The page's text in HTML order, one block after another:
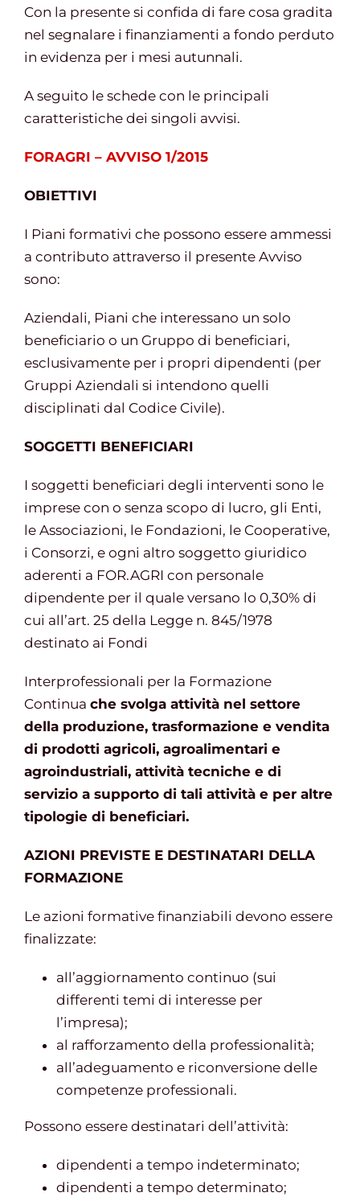
Gestione d’impresa
News
Contatti
Con la presente si confida di fare cosa gradita
nel segnalare i finanziamenti a fondo perduto
in evidenza per i mesi autunnali.
A seguito le schede con le principali
caratteristiche dei singoli avvisi.
FORAGRI – AVVISO 1/2015
OBIETTIVI
I Piani formativi che possono essere ammessi
a contributo attraverso il presente Avviso
sono:
Aziendali, Piani che interessano un solo
beneficiario o un Gruppo di beneficiari,
esclusivamente per i propri dipendenti (per
Gruppi Aziendali si intendono quelli
disciplinati dal Codice Civile).
SOGGETTI BENEFICIARI
I soggetti beneficiari degli interventi sono le
imprese con o senza scopo di lucro, gli Enti,
le Associazioni, le Fondazioni, le Cooperative,
i Consorzi, e ogni altro soggetto giuridico
aderenti a FOR.AGRI con personale
dipendente per il quale versano lo 0,30% di
cui all’art. 25 della Legge n. 845/1978
destinato ai Fondi
Interprofessionali per la Formazione
Continua che svolga attività nel settore
della produzione, trasformazione e vendita
di prodotti agricoli, agroalimentari e
agroindustriali, attività tecniche e di
servizio a supporto di tali attività e per altre
tipologie di beneficiari.
AZIONI PREVISTE E DESTINATARI DELLA
FORMAZIONE
Le azioni formative finanziabili devono essere
finalizzate:
all’aggiornamento continuo (sui
differenti temi di interesse per
l’impresa);
al rafforzamento della professionalità;
all’adeguamento e riconversione delle
competenze professionali.
Possono essere destinatari dell’attività:
dipendenti a tempo indeterminato;
dipendenti a tempo determinato;